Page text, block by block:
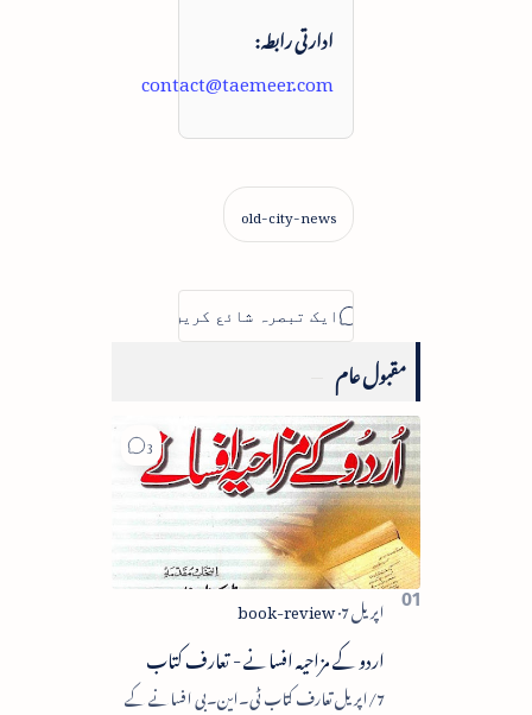
ادارتی رابطہ:
contact@taemeer.com
مقبول عام
اردو کے مزاحیہ افسانے - تعارف کتاب
7/اپریل تعارف کتاب ٹی۔این۔بی افسانے کے